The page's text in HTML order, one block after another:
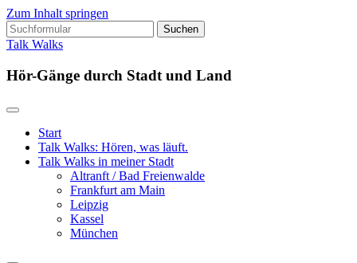
Zum Inhalt springen
Suchen
nach:
Talk Walks
Hör-Gänge durch Stadt und Land
Start
Talk Walks: Hören, was läuft.
Talk Walks in meiner Stadt
Altranft / Bad Freienwalde
Frankfurt am Main
Leipzig
Kassel
München